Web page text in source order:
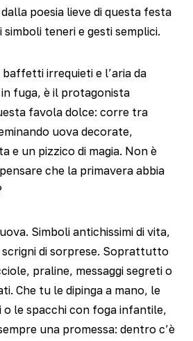
poesia lieve di questa festa
teneri e gesti semplici.
irrequieti e l’aria da
fuga, è il protagonista
favola dolce: corre tra
uova decorate,
e un pizzico di magia. Non è
che la primavera abbia
Simboli antichissimi di vita,
di sorprese. Soprattutto
praline, messaggi segreti o
Che tu le dipinga a mano, le
o le spacchi con foga infantile,
una promessa: dentro c’è